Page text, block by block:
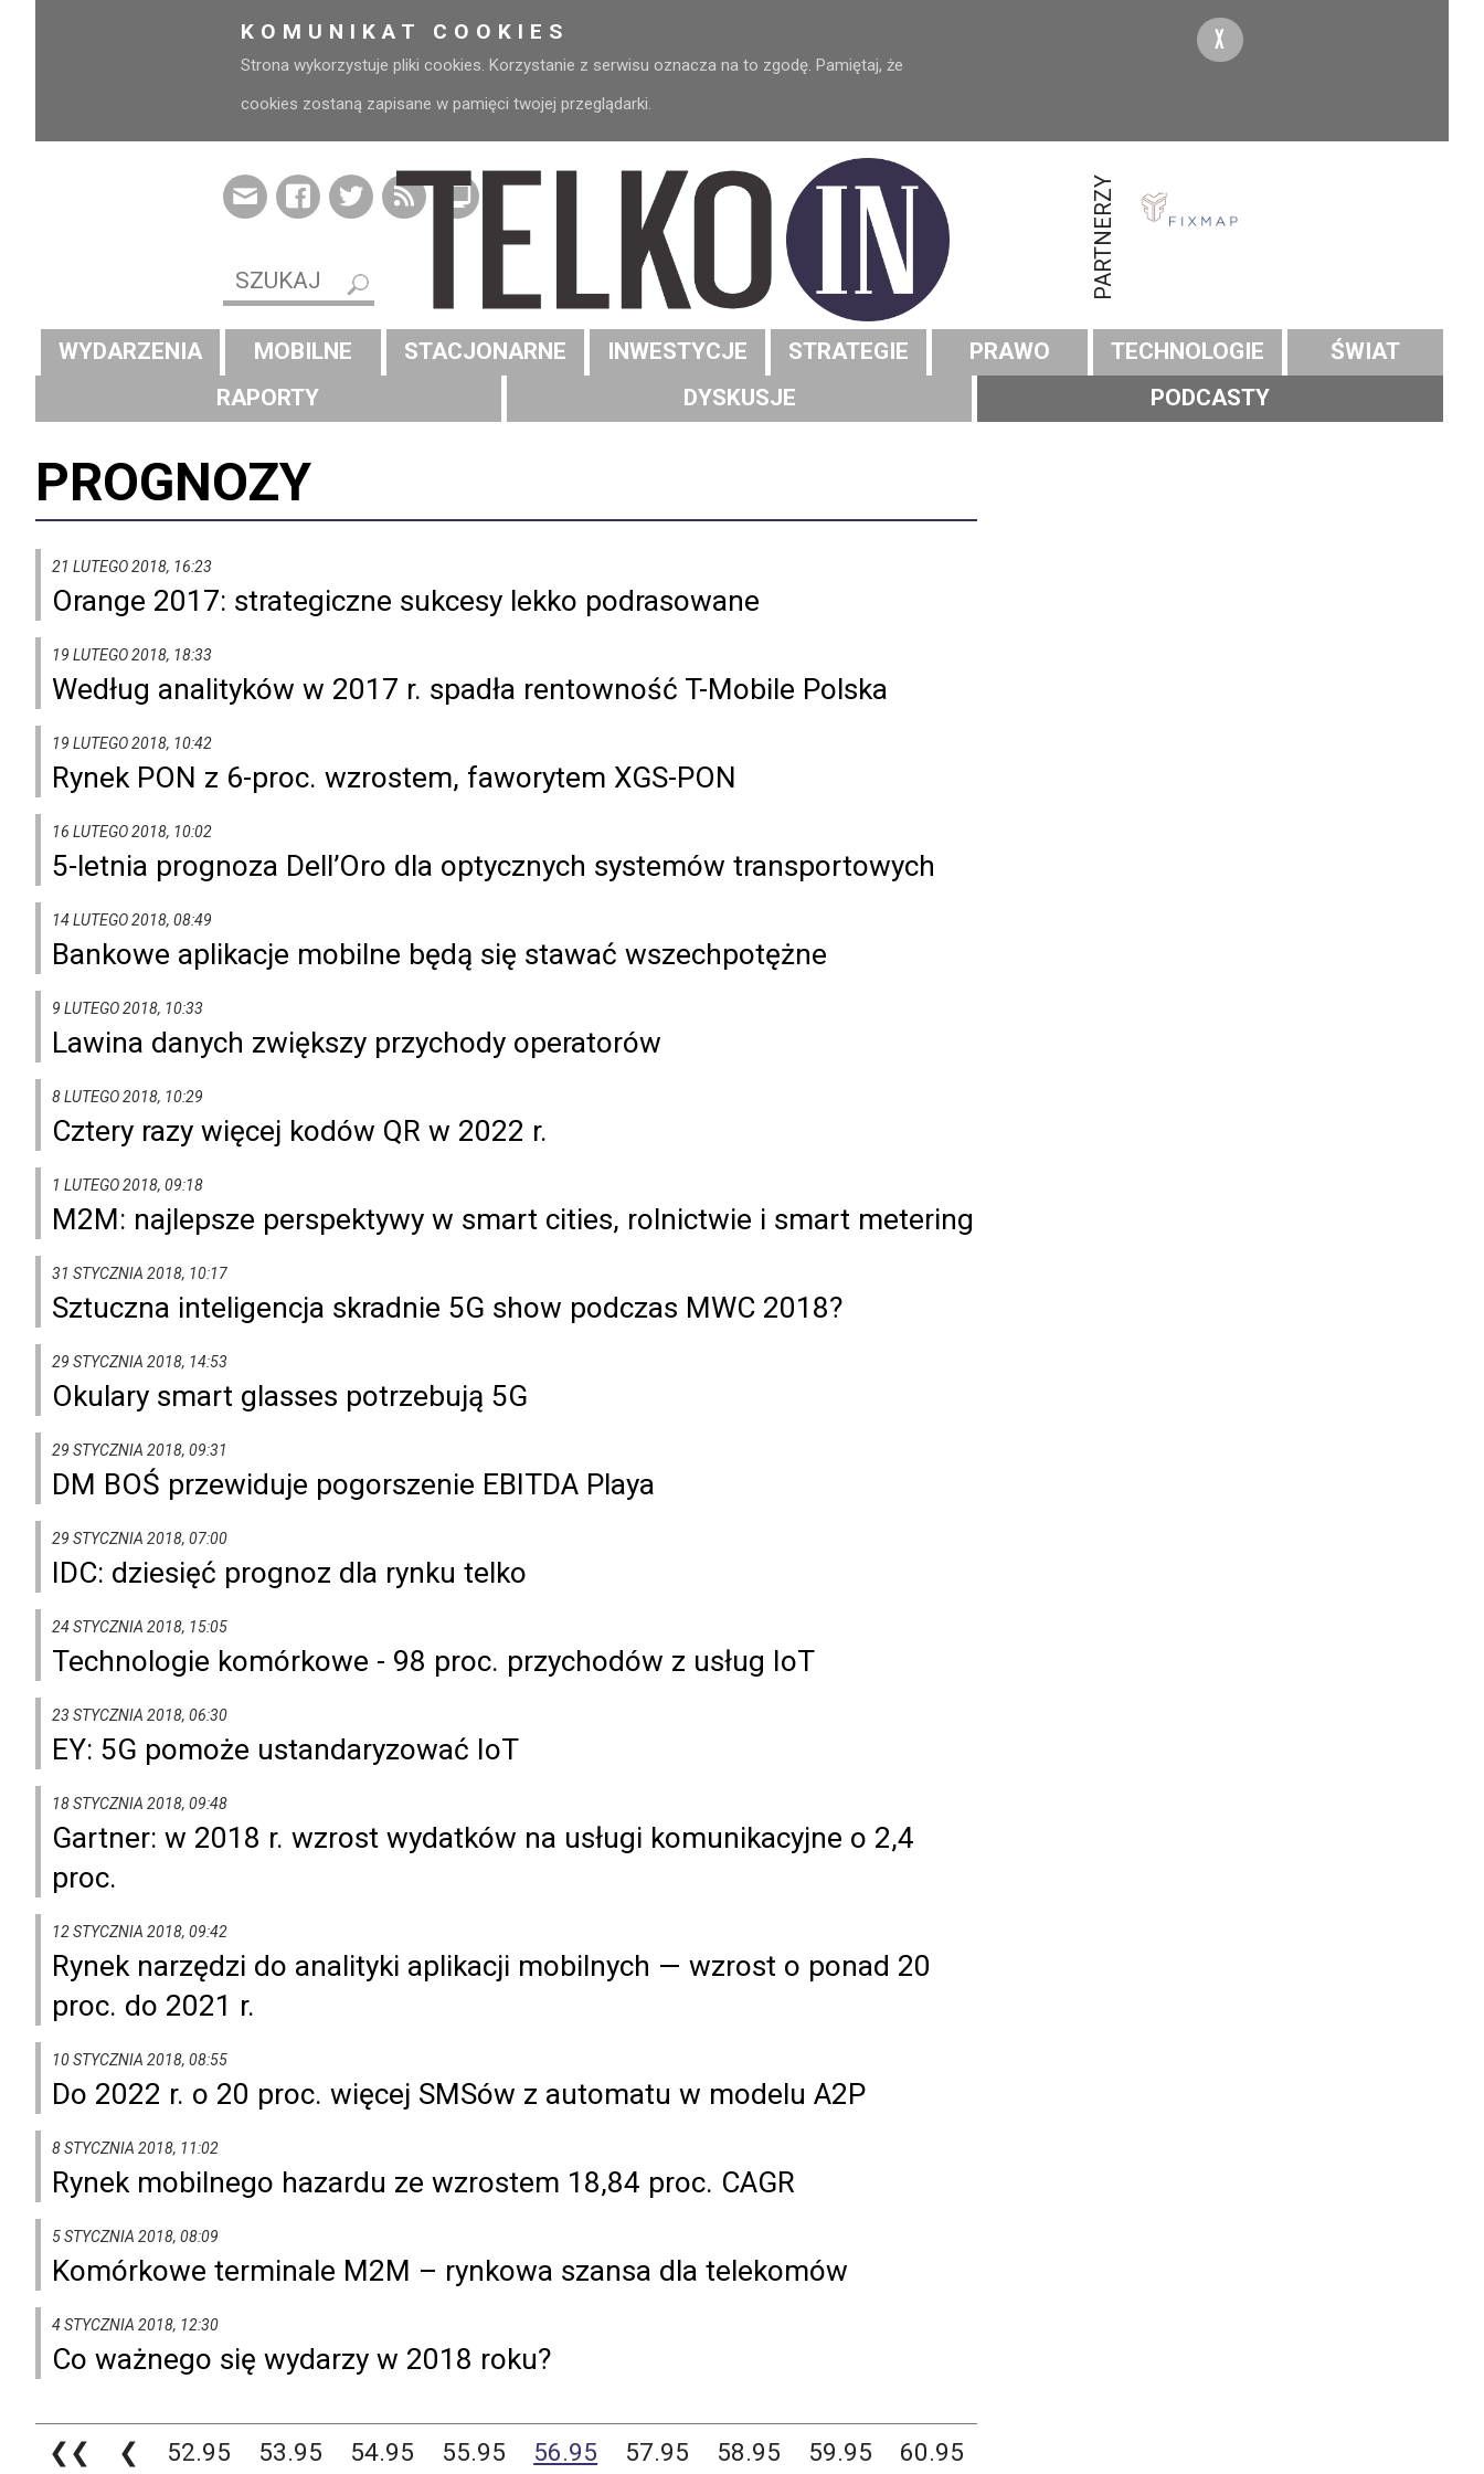
KOMUNIKAT COOKIES
Strona wykorzystuje pliki cookies. Korzystanie z serwisu oznacza na to zgodę. Pamiętaj, że
cookies zostaną zapisane w pamięci twojej przeglądarki.
X
PARTNERZY
WYDARZENIA MOBILNE STACJONARNE INWESTYCJE STRATEGIE PRAWO TECHNOLOGIE
ŚWIAT
RAPORTY
DYSKUSJE PODCASTY
PROGNOZY
21 LUTEGO 2018, 16:23
Orange 2017: strategiczne sukcesy lekko podrasowane
19 LUTEGO 2018, 18:33
Według analityków w 2017 r. spadła rentowność T-Mobile Polska
19 LUTEGO 2018, 10:42
Rynek PON z 6-proc. wzrostem, faworytem XGS-PON
16 LUTEGO 2018, 10:02
5-letnia prognoza Dell’Oro dla optycznych systemów transportowych
14 LUTEGO 2018, 08:49
Bankowe aplikacje mobilne będą się stawać wszechpotężne
9 LUTEGO 2018, 10:33
Lawina danych zwiększy przychody operatorów
8 LUTEGO 2018, 10:29
Cztery razy więcej kodów QR w 2022 r.
1 LUTEGO 2018, 09:18
M2M: najlepsze perspektywy w smart cities, rolnictwie i smart metering
31 STYCZNIA 2018, 10:17
Sztuczna inteligencja skradnie 5G show podczas MWC 2018?
29 STYCZNIA 2018, 14:53
Okulary smart glasses potrzebują 5G
29 STYCZNIA 2018, 09:31
DM BOŚ przewiduje pogorszenie EBITDA Playa
29 STYCZNIA 2018, 07:00
IDC: dziesięć prognoz dla rynku telko
24 STYCZNIA 2018, 15:05
Technologie komórkowe - 98 proc. przychodów z usług IoT
23 STYCZNIA 2018, 06:30
EY: 5G pomoże ustandaryzować IoT
18 STYCZNIA 2018, 09:48
Gartner: w 2018 r. wzrost wydatków na usługi komunikacyjne o 2,4
proc.
12 STYCZNIA 2018, 09:42
Rynek narzędzi do analityki aplikacji mobilnych — wzrost o ponad 20
proc. do 2021 r.
10 STYCZNIA 2018, 08:55
Do 2022 r. o 20 proc. więcej SMSów z automatu w modelu A2P
8 STYCZNIA 2018, 11:02
Rynek mobilnego hazardu ze wzrostem 18,84 proc. CAGR
5 STYCZNIA 2018, 08:09
Komórkowe terminale M2M – rynkowa szansa dla telekomów
4 STYCZNIA 2018, 12:30
Co ważnego się wydarzy w 2018 roku?
❮❮ ❮ 52.95 53.95 54.95 55.95 56.95 57.95 58.95 59.95
60.95